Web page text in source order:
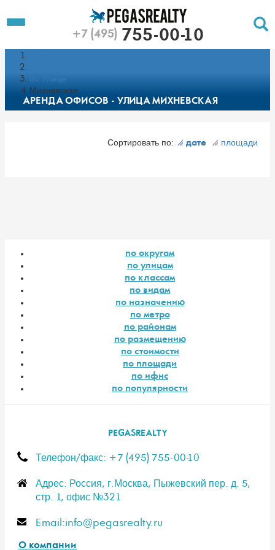
Toggle
Push
+7 (495) 755-00-10
Михневская
АРЕНДА ОФИСОВ - УЛИЦА МИХНЕВСКАЯ
Сортировать по: дате площади
по округам
по улицам
по классам
по видам
по назначению
по метро
по районам
по размещению
по стоимости
по площади
по ифнс
по популярности
PEGASREALTY
Телефон/факс: +7 (495) 755-00-10
Адрес: Россия, г.Москва, Пыжевский пер. д. 5,
стр. 1, офис №321
E-mail:info@pegasrealty.ru
О компании